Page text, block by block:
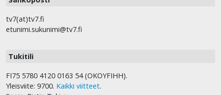
tv7(at)tv7.fi
etunimi.sukunimi@tv7.fi
Tukitili
FI75 5780 4120 0163 54 (OKOYFIHH).
Yleisviite: 9700. Kaikki viitteet.